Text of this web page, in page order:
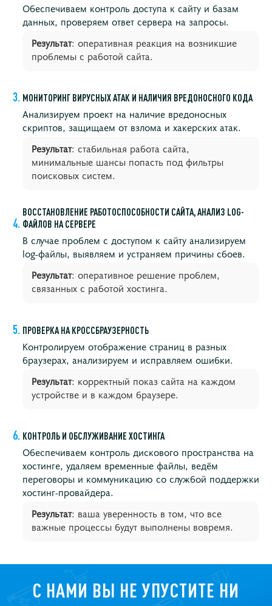
Обеспечиваем контроль доступа к сайту и базам
данных, проверяем ответ сервера на запросы.
Результат: оперативная реакция на возникшие
проблемы с работой сайта.
МОНИТОРИНГ ВИРУСНЫХ АТАК И НАЛИЧИЯ ВРЕДОНОСНОГО КОДА
Анализируем проект на наличие вредоносных
скриптов, защищаем от взлома и хакерских атак.
Результат: стабильная работа сайта,
минимальные шансы попасть под фильтры
поисковых систем.
ВОССТАНОВЛЕНИЕ РАБОТОСПОСОБНОСТИ САЙТА, АНАЛИЗ LOG-
ФАЙЛОВ НА СЕРВЕРЕ
В случае проблем с доступом к сайту анализируем
log-файлы, выявляем и устраняем причины сбоев.
Результат: оперативное решение проблем,
связанных с работой хостинга.
ПРОВЕРКА НА КРОССБРАУЗЕРНОСТЬ
Контролируем отображение страниц в разных
браузерах, анализируем и исправляем ошибки.
Результат: корректный показ сайта на каждом
устройстве и в каждом браузере.
КОНТРОЛЬ И ОБСЛУЖИВАНИЕ ХОСТИНГА
Обеспечиваем контроль дискового пространства на
хостинге, удаляем временные файлы, ведём
переговоры и коммуникацию со службой поддержки
хостинг-провайдера.
Результат: ваша уверенность в том, что все
важные процессы будут выполнены вовремя.
С НАМИ ВЫ НЕ УПУСТИТЕ НИ